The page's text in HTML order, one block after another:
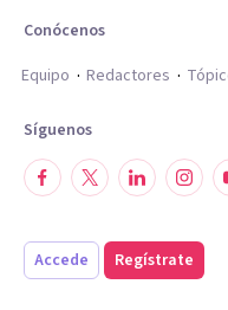
Conócenos
Equipo
Redactores
Síguenos
Accede Regístrate